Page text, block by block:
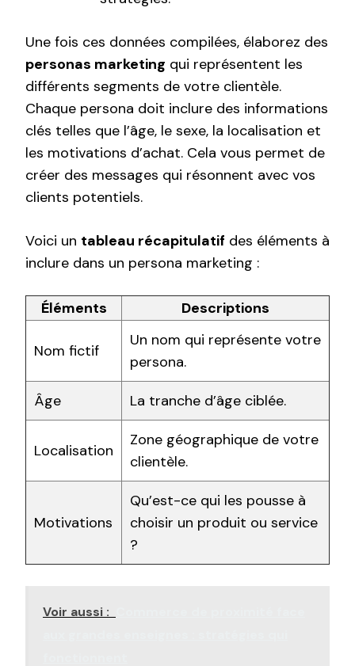
Une fois ces données compilées, élaborez des
personas marketing qui représentent les
différents segments de votre clientèle.
Chaque persona doit inclure des informations
clés telles que l’âge, le sexe, la localisation et
les motivations d’achat. Cela vous permet de
créer des messages qui résonnent avec vos
clients potentiels.
Voici un tableau récapitulatif des éléments à
inclure dans un persona marketing :
Éléments Descriptions
Nom fictif
Un nom qui représente votre
persona.
Âge La tranche d’âge ciblée.
Localisation
Zone géographique de votre
clientèle.
Motivations
Qu’est-ce qui les pousse à
choisir un produit ou service
?
Voir aussi :